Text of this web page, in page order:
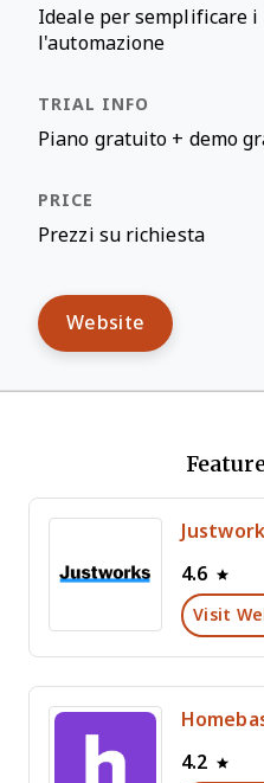
Ideale per semplificare i
l'automazione
Piano gratuito + demo
Prezzi su richiesta
Website
4.6
Visit
4.2